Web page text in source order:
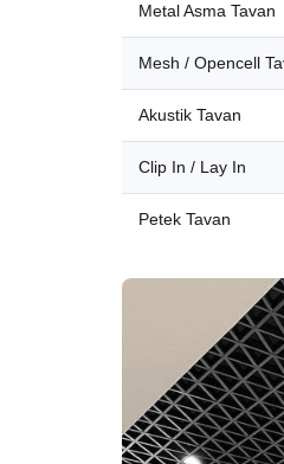
Metal Asma Tavan
Mesh / Opencell
Akustik Tavan
Clip In / Lay In
Petek Tavan